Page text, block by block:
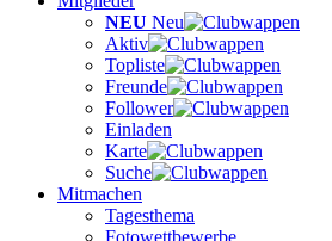
NEU Neu
Aktiv
Topliste
Freunde
Follower
Einladen
Karte
Suche
Mitmachen
Tagesthema
Fotowettbewerbe